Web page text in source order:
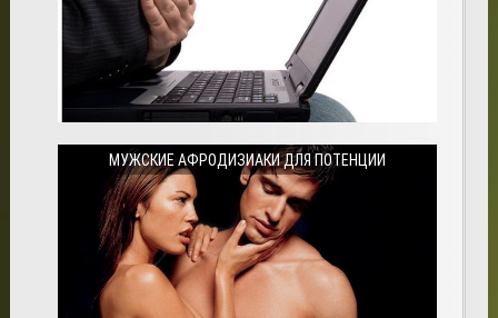
МУЖСКИЕ АФРОДИЗИАКИ ДЛЯ ПОТЕНЦИИ